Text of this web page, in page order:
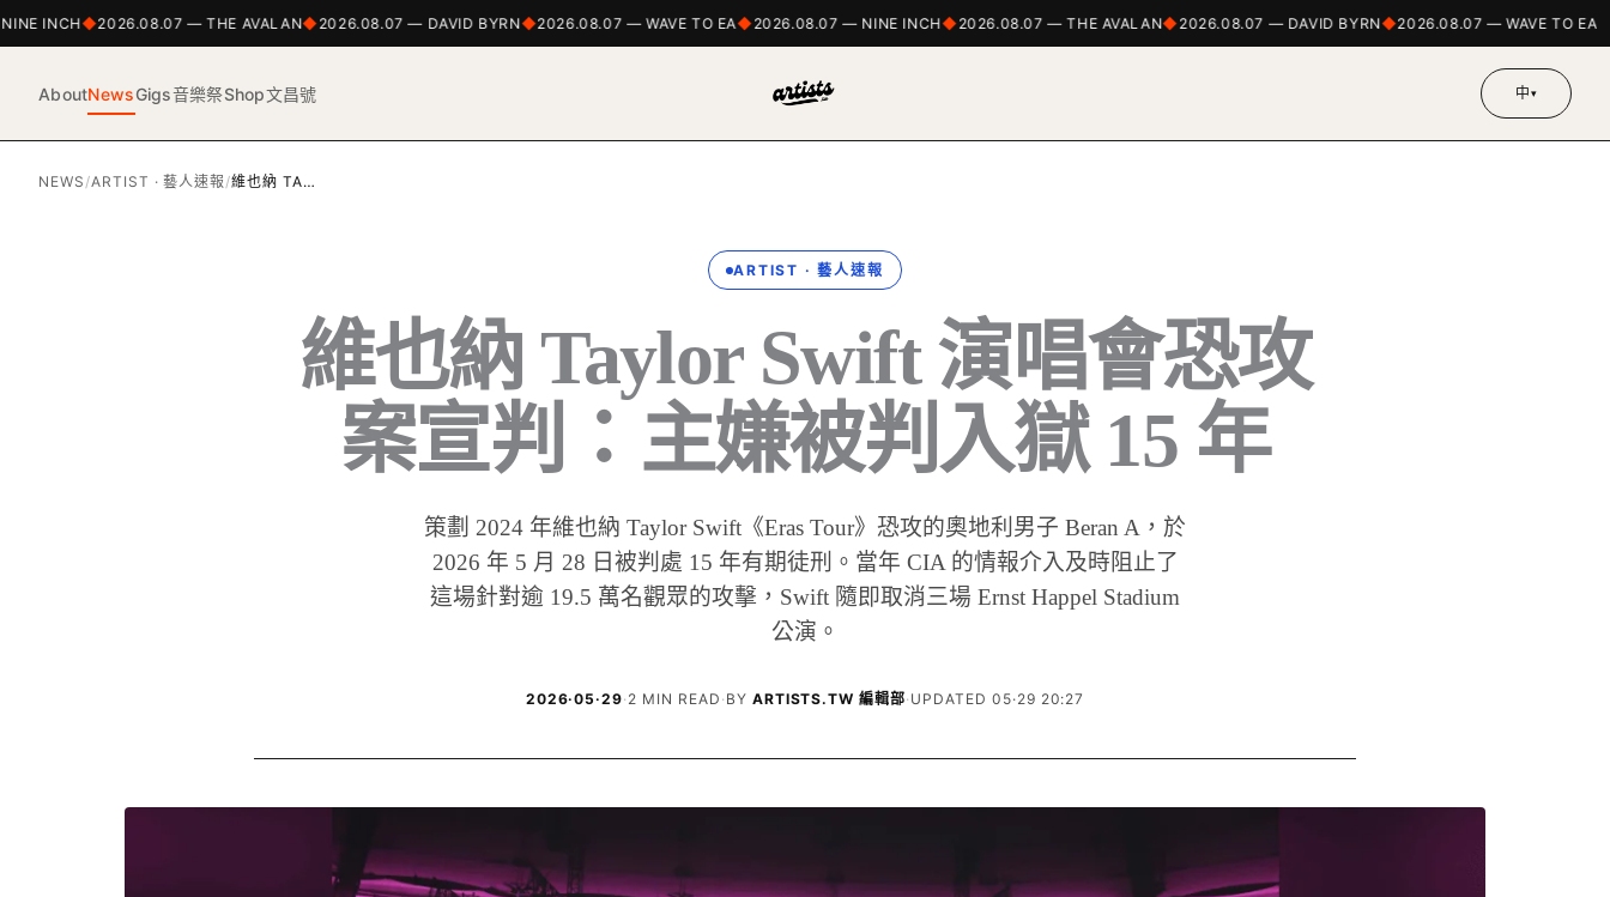
INCH 2026.08.07 — THE AVALAN 2026.08.07 — DAVID BYRN 2026.08.07 — WAVE TO EA 2026.08.07 — NINE INCH 2026.08.07 — THE AVALAN 2026.08.07 — DAVID BYRN 2026.08.07 — WAVE TO EA
AboutNewsGigs音樂祭Shop文昌號 中▾
NEWS /ARTIST · 藝人速報 /維也納 TA…
ARTIST · 藝人速報
維也納 Taylor Swift 演唱會恐攻
案宣判：主嫌被判入獄 15 年
策劃 2024 年維也納 Taylor Swift《Eras Tour》恐攻的奧地利男子 Beran A，於
2026 年 5 月 28 日被判處 15 年有期徒刑。當年 CIA 的情報介入及時阻止了
這場針對逾 19.5 萬名觀眾的攻擊，Swift 隨即取消三場 Ernst Happel Stadium
公演。
2026·05·29· 2 MIN READ · BY ARTISTS.TW 編輯部· UPDATED 05·29 20:27